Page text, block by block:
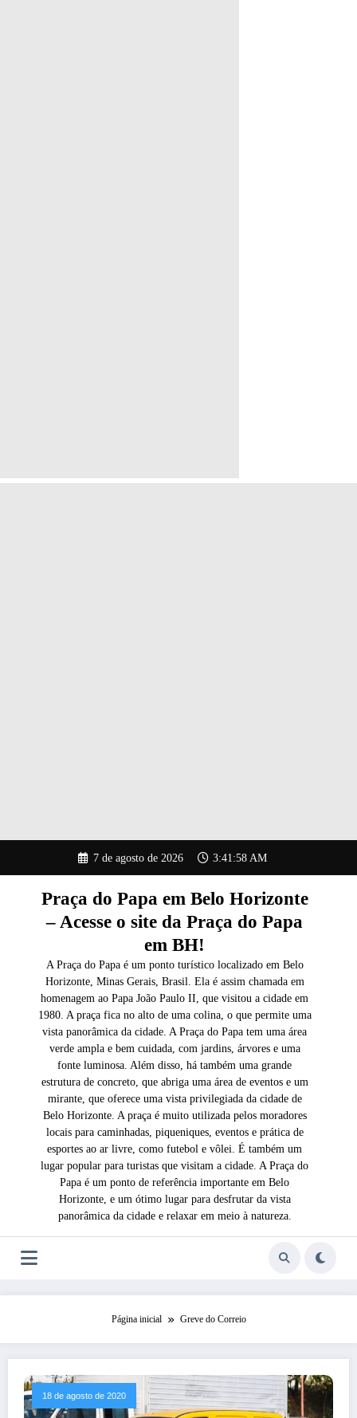
o
7 de agosto de 2026 3:41:59 AM
Praça do Papa em Belo Horizonte
– Acesse o site da Praça do Papa
em BH!
A Praça do Papa é um ponto turístico localizado em Belo
Horizonte, Minas Gerais, Brasil. Ela é assim chamada em
homenagem ao Papa João Paulo II, que visitou a cidade em
1980. A praça fica no alto de uma colina, o que permite uma
vista panorâmica da cidade. A Praça do Papa tem uma área
verde ampla e bem cuidada, com jardins, árvores e uma
fonte luminosa. Além disso, há também uma grande
estrutura de concreto, que abriga uma área de eventos e um
mirante, que oferece uma vista privilegiada da cidade de
Belo Horizonte. A praça é muito utilizada pelos moradores
locais para caminhadas, piqueniques, eventos e prática de
esportes ao ar livre, como futebol e vôlei. É também um
lugar popular para turistas que visitam a cidade. A Praça do
Papa é um ponto de referência importante em Belo
Horizonte, e um ótimo lugar para desfrutar da vista
panorâmica da cidade e relaxar em meio à natureza.
Página inicial Greve do Correio
18 de agosto de 2020